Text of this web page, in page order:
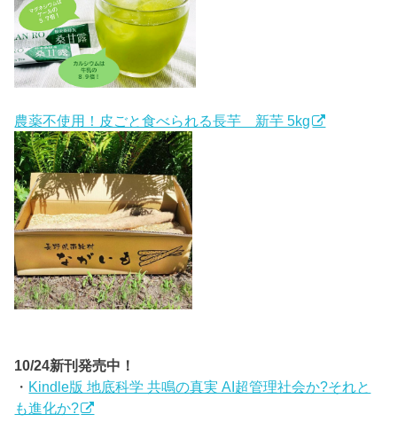
農薬不使用！皮ごと食べられる長芋 新芋 5kg
10/24新刊発売中！
・ Kindle版 地底科学 共鳴の真実 AI超管理社会か?それと
も進化か?